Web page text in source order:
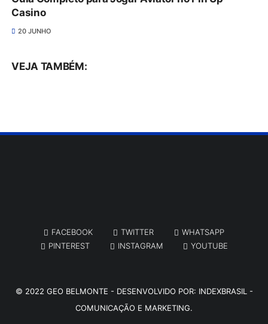
Casino
20 JUNHO
VEJA TAMBÉM:
FACEBOOK TWITTER
WHATSAPP
PINTEREST
INSTAGRAM YOUTUBE
© 2022 GEO BELMONTE - DESENVOLVIDO POR: INDEXBRASIL -
COMUNICAÇÃO E MARKETING.